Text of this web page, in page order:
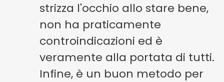
strizza l'occhio allo stare bene,
non ha praticamente
controindicazioni ed è
veramente alla portata di tutti.
Infine, è un buon metodo per